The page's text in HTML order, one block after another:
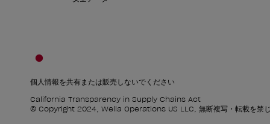
個人情報を共有または販売しないでください
California Transparency in Supply Chains Act
© Copyright 2024, Wella Operations US LLC, 無断複写・転載を禁じ